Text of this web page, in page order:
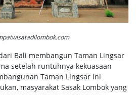
Bali membangun Taman Lingsar
setelah runtuhnya kekuasaan
Taman Lingsar ini
masyarakat Sasak Lombok yang